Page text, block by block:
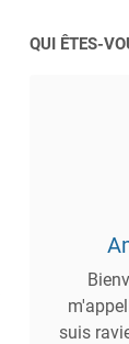
QUI ÊTES-
suis